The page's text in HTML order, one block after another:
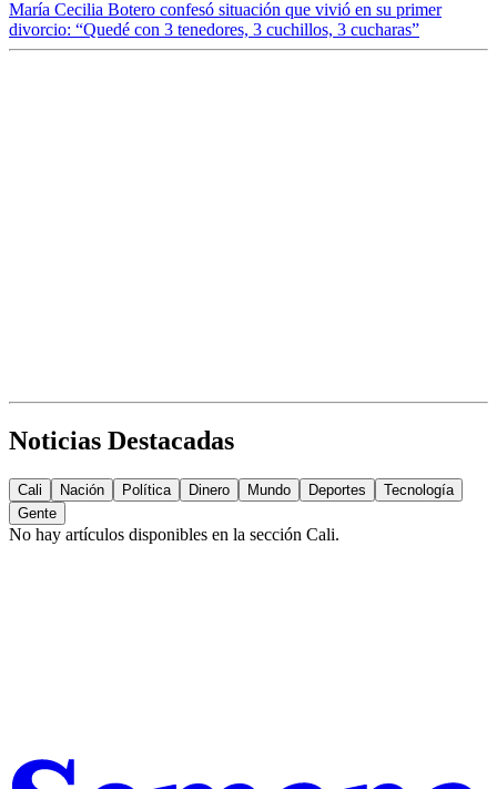
María Cecilia Botero confesó situación que vivió en su primer
divorcio: “Quedé con 3 tenedores, 3 cuchillos, 3 cucharas”
Noticias Destacadas
Cali Nación Política Dinero Mundo Deportes
Tecnología
Gente
No hay artículos disponibles en la sección Cali.